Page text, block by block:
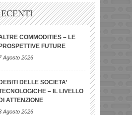
COMMODITIES – LE
FUTURE
Agosto 2026
DELLE SOCIETA’
– IL LIVELLO
ATTENZIONE
Agosto 2026